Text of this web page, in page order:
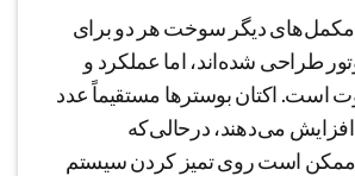
مکمل‌های دیگر سوخت هر دو برای
طراحی شده‌اند، اما عملکرد و
است. اکتان بوسترها مستقیماً عدد
می‌دهند، درحالی‌که
است روی تمیز کردن سیستم